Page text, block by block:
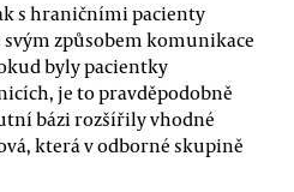
s hraničními pacienty
svým způsobem komunikace
byly pacientky
je to pravděpodobně
bázi rozšířily vhodné
která v odborné skupině